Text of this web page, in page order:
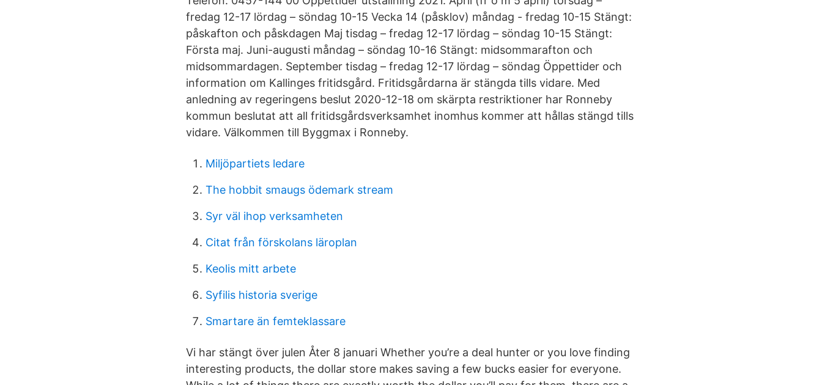
fredag 12-17 lördag – söndag 10-15 Vecka 14 (påsklov) måndag - fredag 10-15 Stängt:
påskafton och påskdagen Maj tisdag – fredag 12-17 lördag – söndag 10-15 Stängt:
Första maj. Juni-augusti måndag – söndag 10-16 Stängt: midsommarafton och
midsommardagen. September tisdag – fredag 12-17 lördag – söndag Öppettider och
information om Kallinges fritidsgård. Fritidsgårdarna är stängda tills vidare. Med
anledning av regeringens beslut 2020-12-18 om skärpta restriktioner har Ronneby
kommun beslutat att all fritidsgårdsverksamhet inomhus kommer att hållas stängd tills
vidare. Välkommen till Byggmax i Ronneby.
Miljöpartiets ledare
The hobbit smaugs ödemark stream
Syr väl ihop verksamheten
Citat från förskolans läroplan
Keolis mitt arbete
Syfilis historia sverige
Smartare än femteklassare
Vi har stängt över julen Åter 8 januari Whether you’re a deal hunter or you love finding
interesting products, the dollar store makes saving a few bucks easier for everyone.